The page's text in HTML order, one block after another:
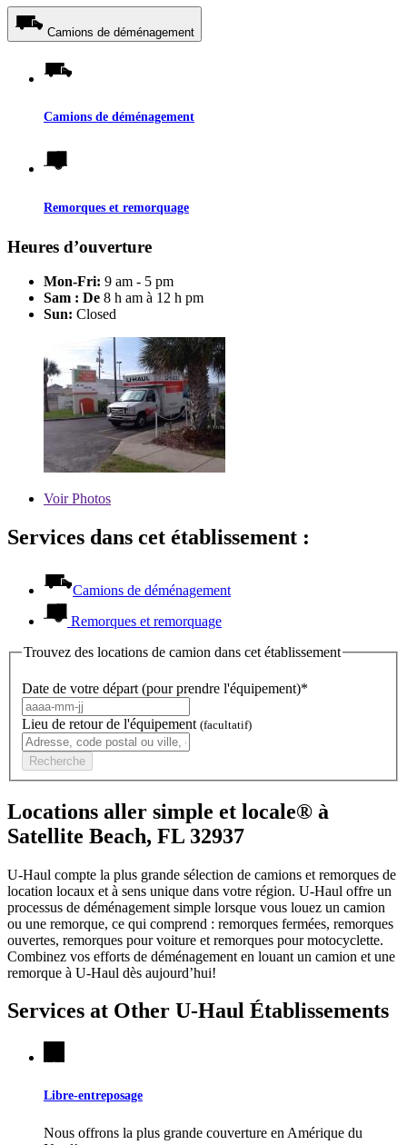
Camions de déménagement
Camions de déménagement
Remorques et remorquage
Heures d’ouverture
Mon-Fri: 9 am - 5 pm
Sam : De 8 h am à 12 h pm
Sun: Closed
VoirPhotos
Services dans cet établissement :
Camions de déménagement
Remorques et remorquage
Trouvez des locations de camion dans cet établissement
Date de votre départ (pour prendre l'équipement)*
Lieu de retour de l'équipement (facultatif)
Recherche
Locations aller simple et locale® à
Satellite Beach, FL 32937
U-Haul compte la plus grande sélection de camions et remorques de
location locaux et à sens unique dans votre région. U-Haul offre un
processus de déménagement simple lorsque vous louez un camion
ou une remorque, ce qui comprend : remorques fermées, remorques
ouvertes, remorques pour voiture et remorques pour motocyclette.
Combinez vos efforts de déménagement en louant un camion et une
remorque à U-Haul dès aujourd’hui!
Services at Other U-Haul Établissements
Libre-entreposage
Nous offrons la plus grande couverture en Amérique du